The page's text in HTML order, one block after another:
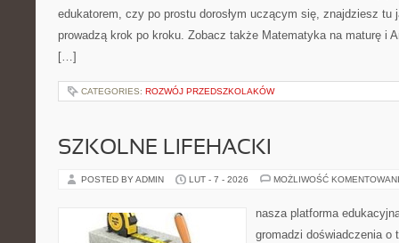
edukatorem, czy po prostu dorosłym uczącym się, znajdziesz tu
prowadzą krok po kroku. Zobacz także Matematyka na maturę i
[…]
CATEGORIES: ROZWÓJ PRZEDSZKOLAKÓW
SZKOLNE LIFEHACKI
POSTED BY ADMIN LUT - 7 - 2026 MOŻLIWOŚĆ
nasza platforma
gromadzi doświadczenia o